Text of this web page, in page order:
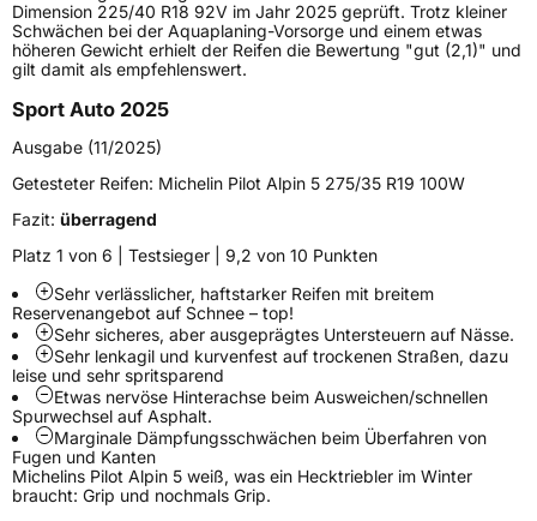
Höchstlast925 kg
Generelle Merkmale
FahrzeugtypPKW
VerwendungWinterreifen
Modellname Pilot Alpin 5
Fahrzeugart
PKW & SUV
Weitere Eigenschaften
SchlauchtypTL
ZustandNeureifen
M+SJa
VerstärktXL
Dimension 225/40 R18 92V im Jahr 2025 geprüft. Trotz kleiner
Schwächen bei der Aquaplaning-Vorsorge und einem etwas
höheren Gewicht erhielt der Reifen die Bewertung "gut (2,1)" und
gilt damit als empfehlenswert.
Sport Auto 2025
Ausgabe (11/2025)
Getesteter Reifen: Michelin Pilot Alpin 5 275/35 R19 100W
Fazit: überragend
Platz 1 von 6 | Testsieger | 9,2 von 10 Punkten
Sehr verlässlicher, haftstarker Reifen mit breitem
Reservenangebot auf Schnee – top!
Sehr sicheres, aber ausgeprägtes Untersteuern auf Nässe.
Sehr lenkagil und kurvenfest auf trockenen Straßen, dazu
leise und sehr spritsparend
Etwas nervöse Hinterachse beim Ausweichen/schnellen
Spurwechsel auf Asphalt.
Marginale Dämpfungsschwächen beim Überfahren von
Fugen und Kanten
Michelins Pilot Alpin 5 weiß, was ein Hecktriebler im Winter
braucht: Grip und nochmals Grip.